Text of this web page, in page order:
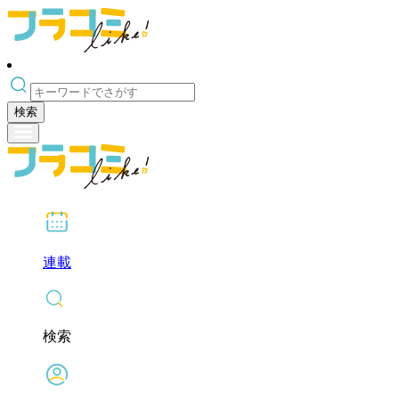
検索
連載
検索